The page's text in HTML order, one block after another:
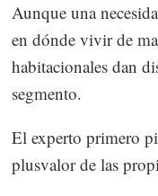
Aunque una
en dónde vivir de
habitacionales dan
segmento.
El experto primero
plusvalor de las